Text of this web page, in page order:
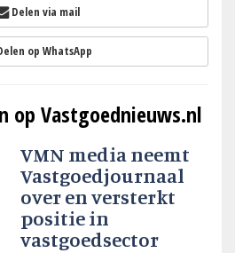
Delen via mail
op WhatsApp
op Vastgoednieuws.nl
VMN media neemt
Vastgoedjournaal
over en versterkt
positie in
vastgoedsector